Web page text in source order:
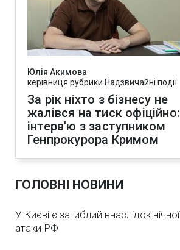
Юлія Акимова
керівниця рубрики Надзвичайні події
За рік ніхто з бізнесу не
жалівся на тиск офіційно:
інтерв'ю з заступником
Генпрокурора Кримом
ГОЛОВНІ НОВИНИ
У Києві є загиблий внаслідок нічної
атаки РФ